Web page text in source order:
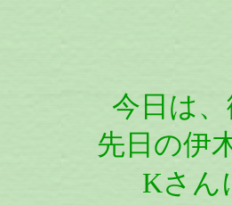
今日は
先日の伊
Kさん